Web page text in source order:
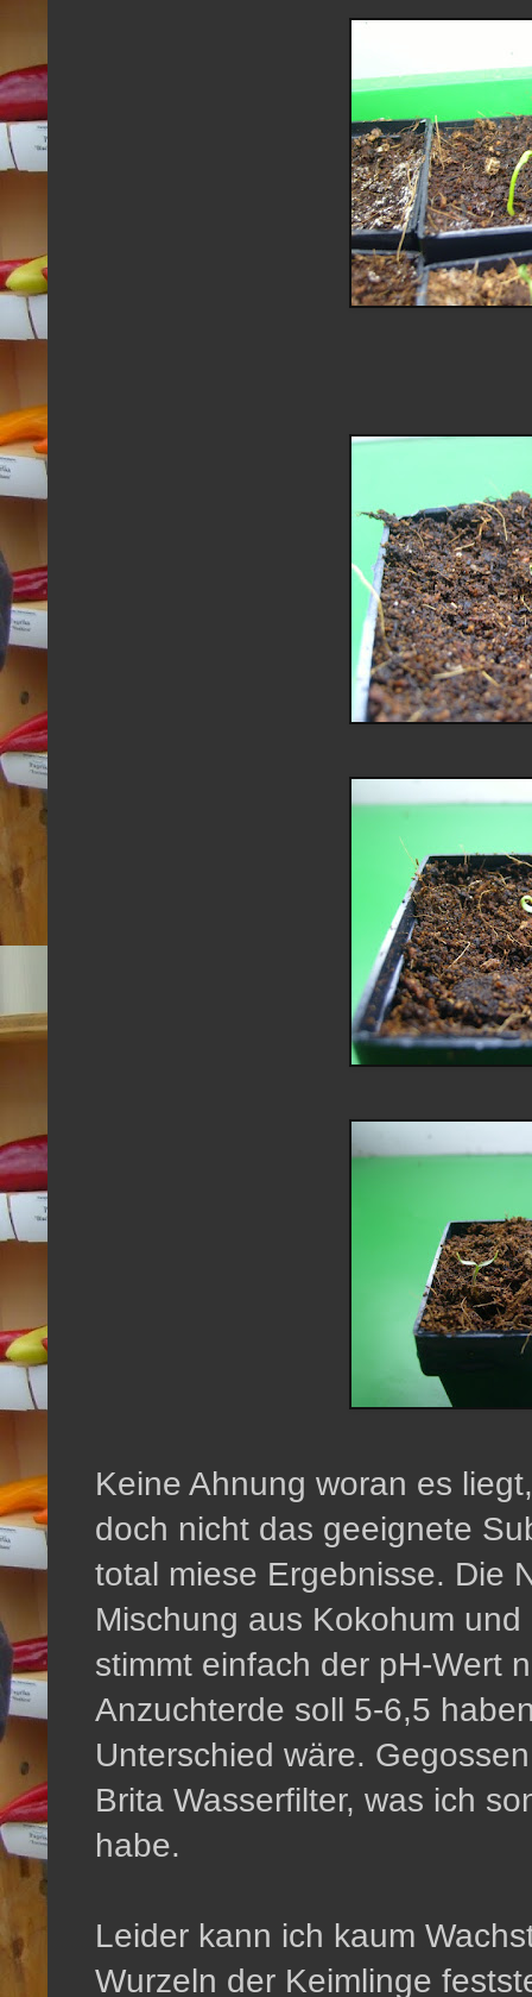
Keine Ahnung woran es
doch nicht das geeignete
total miese Ergebnisse. Die
Mischung aus Kokohum
stimmt einfach der pH-Wert
Anzuchterde soll 5-6,5
Unterschied wäre.
Brita Wasserfilter, was ich
habe.
Leider kann ich kaum
Wurzeln der Keimlinge